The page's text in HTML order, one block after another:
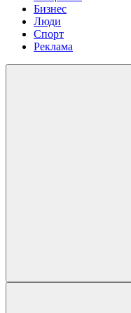
Бизнес
Люди
Спорт
Реклама